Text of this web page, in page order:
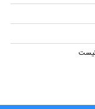
نیست